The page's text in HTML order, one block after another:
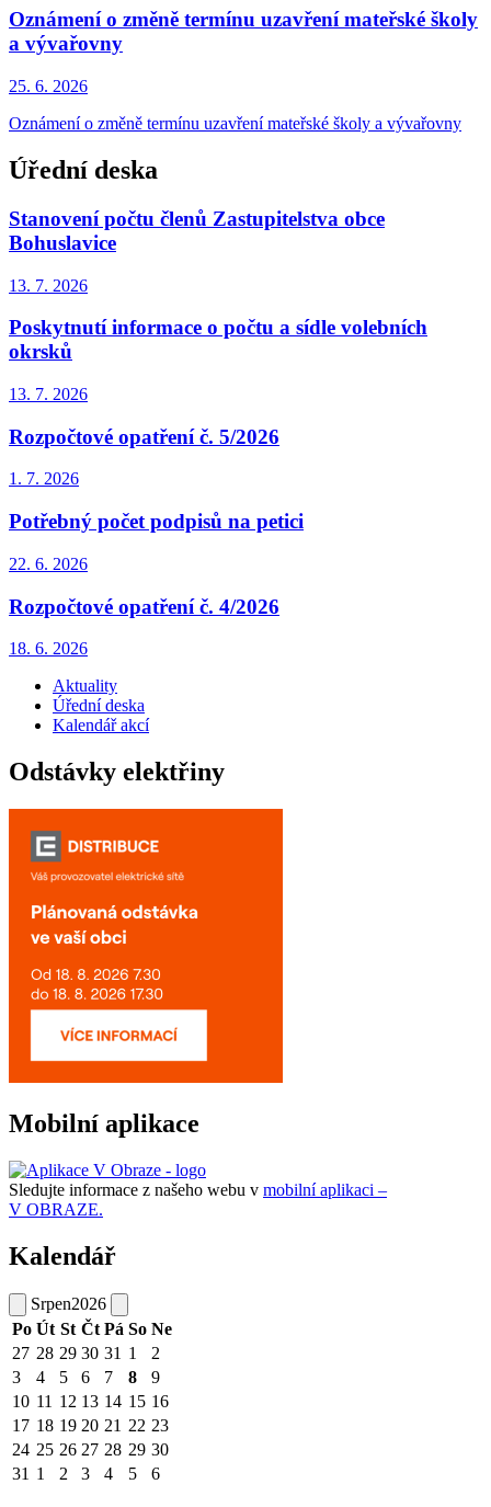
Oznámení o změně termínu uzavření mateřské školy
a vývařovny
25. 6. 2026
Oznámení o změně termínu uzavření mateřské školy a vývařovny
Úřední deska
Stanovení počtu členů Zastupitelstva obce
Bohuslavice
13. 7. 2026
Poskytnutí informace o počtu a sídle volebních
okrsků
13. 7. 2026
Rozpočtové opatření č. 5/2026
1. 7. 2026
Potřebný počet podpisů na petici
22. 6. 2026
Rozpočtové opatření č. 4/2026
18. 6. 2026
Aktuality
Úřední deska
Kalendář akcí
Odstávky elektřiny
Mobilní aplikace
Sledujte informace z našeho webu v mobilní aplikaci –
V OBRAZE.
Kalendář
Srpen2026
Po Út St Čt Pá So Ne
27 28 29 30 31 1
2
3
4 5 6 7 8
9
10 11 12 13 14 15 16
17 18 19 20 21 22 23
24 25 26 27 28 29 30
31 1 2 3 4 5 6